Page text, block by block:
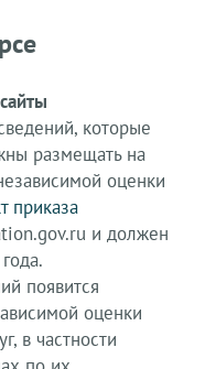
которые
размещать на
оценки
приказа
и должен
появится
оценки
в частности